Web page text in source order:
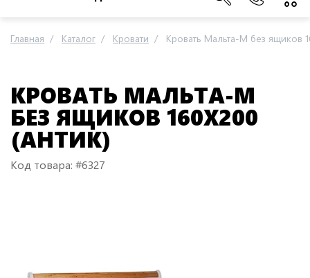
Главная Каталог Кровати Кровать Мальта-М без ящиков
КРОВАТЬ МАЛЬТА-М
БЕЗ ЯЩИКОВ 160Х200
(АНТИК)
Код товара: #6327